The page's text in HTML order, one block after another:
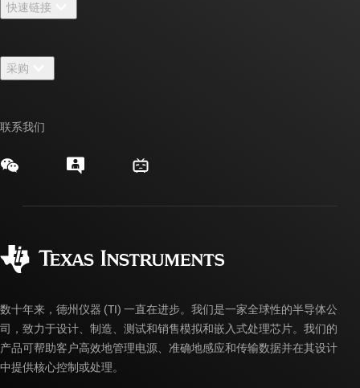
招贤纳士
新闻中心
活动
投资者关系
快速链接
TI E2E™ 设计支持论坛
myTI 帐户常见问题解答
采购
发货、付款和税费
联系我们
数十年来，德州仪器 (TI) 一直在进步。我们是一家全球性的半导体公
司，致力于设计、制造、测试和销售模拟和嵌入式处理芯片。我们的
产品可帮助客户高效地管理电源、准确地感应和传输数据并在其设计
中提供核心控制或处理。